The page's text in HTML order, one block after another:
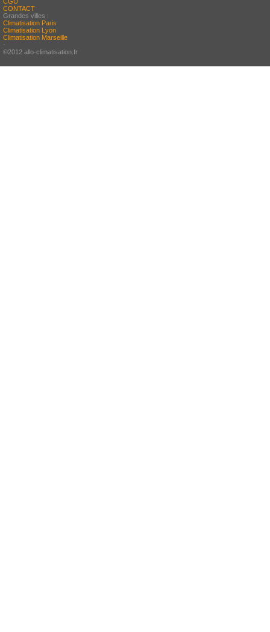
CONTACT
Grandes villes :
Climatisation Paris
Climatisation Lyon
Climatisation Marseille
-
©2012 allo-climatisation.fr